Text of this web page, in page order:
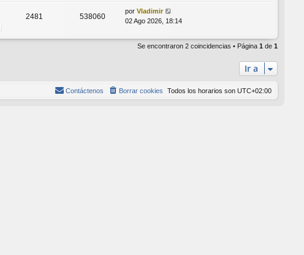
2481 538060
por Vladimir
02 Ago 2026, 18:14
Se encontraron 2 coincidencias • Página 1 de 1
Ir a
Todos los horarios son UTC+02:00
Borrar cookies
Contáctenos